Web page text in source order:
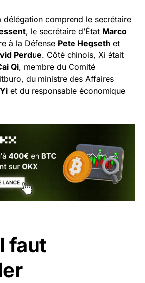
délégation comprend le secrétaire
, le secrétaire d’État Marco
à la Défense Pete Hegseth et
Perdue. Côté chinois, Xi était
Qi, membre du Comité
du ministre des Affaires
et du responsable économique
faut